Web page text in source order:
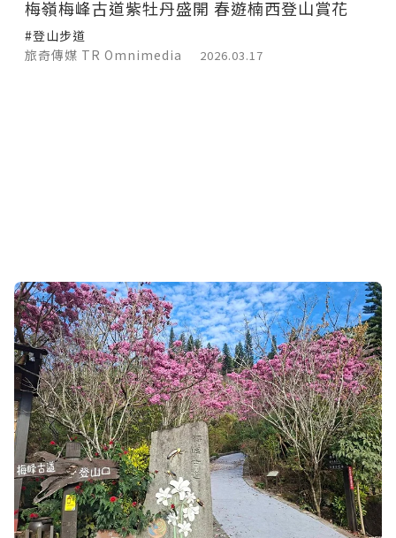
梅嶺梅峰古道紫牡丹盛開 春遊楠西登山賞花
#登山步道
旅奇傳媒 TR Omnimedia
2026.03.17